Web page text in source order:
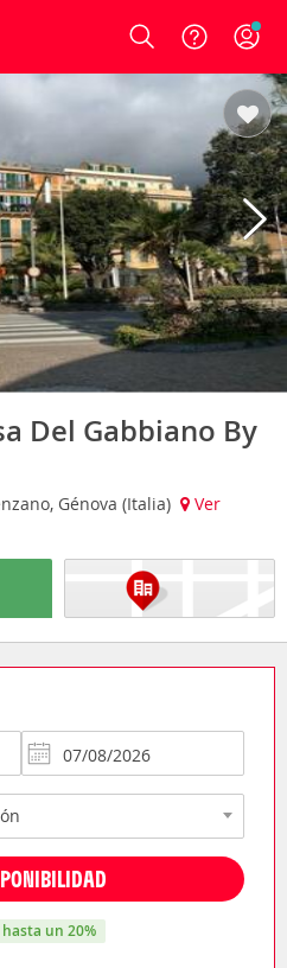
Login
Del Gabbiano By
Génova (Italia)
Ver
hasta un 20%